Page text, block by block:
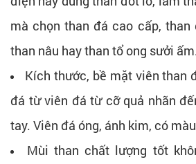
mà chọn than đá cao cấp, than
than nâu hay than tổ ong sưởi
Kích thước, bề mặt viên than
đá từ viên đá từ cỡ quả nhãn
tay. Viên đá óng, ánh kim, có
Mùi than chất lượng tốt